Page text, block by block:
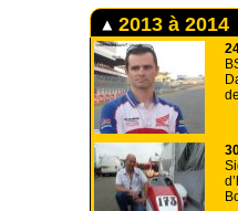
2013 à 2014